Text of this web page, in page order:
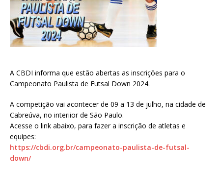
A CBDI informa que estão abertas as inscrições para o
Campeonato Paulista de Futsal Down 2024.
A competição vai acontecer de 09 a 13 de julho, na cidade de
Cabreúva, no interiior de São Paulo.
Acesse o link abaixo, para fazer a inscrição de atletas e
equipes:
https://cbdi.org.br/campeonato-paulista-de-futsal-
down/